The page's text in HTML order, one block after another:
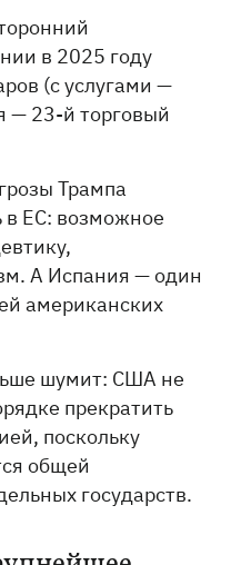
в 2025 году
(с услугами —
— 23-й торговый
Трампа
в ЕС: возможное
А Испания — один
американских
шумит: США не
прекратить
поскольку
общей
государств.